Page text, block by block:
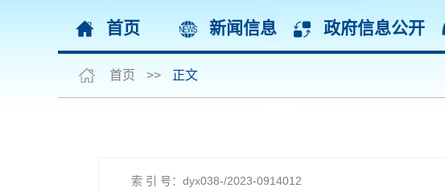
首页 新闻信息 政府信息公开
首页 >> 正文
索 引 号：dyx038-/2023-0914012